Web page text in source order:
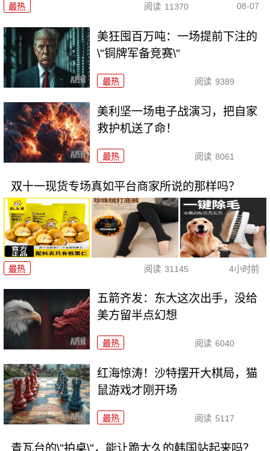
最热 阅读 11370 08-07
美狂囤百万吨：一场提前下注的
\"铜牌军备竞赛\"
最热 阅读 9389
美利坚一场电子战演习，把自家
救护机送了命！
最热 阅读 8061
双十一现货专场真如平台商家所说的那样吗？
最热 阅读 31145 4小时前
五箭齐发：东大这次出手，没给
美方留半点幻想
最热 阅读 6040
红海惊涛！沙特摆开大棋局，猫
鼠游戏才刚开场
最热 阅读 5117
青瓦台的\"拍桌\"，能让跪太久的韩国站起来吗？